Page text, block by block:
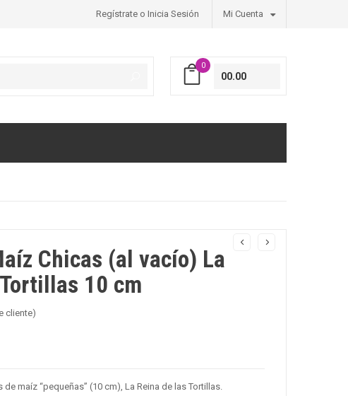
Regístrate o Inicia Sesión Mi Cuenta
0
00.00
Chicas (al vacío) La
10 cm
cliente)
maíz “pequeñas” (10 cm), La Reina de las Tortillas.